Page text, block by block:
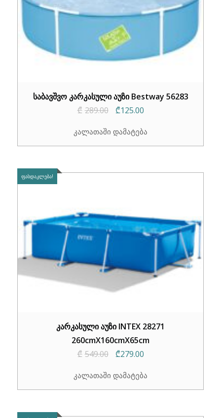
საბავშვო კარკასული აუზი Bestway 56283
₾ 289.00
Original
was:
₾125.00Current
is:
კალათაში დამატება
ᲤᲐᲡᲓᲐᲙᲚᲔᲑᲐ!
კარკასული აუზი INTEX 28271
260cmX160cmX65cm
₾ 549.00
Original
was:
₾279.00Current
is:
კალათაში დამატება